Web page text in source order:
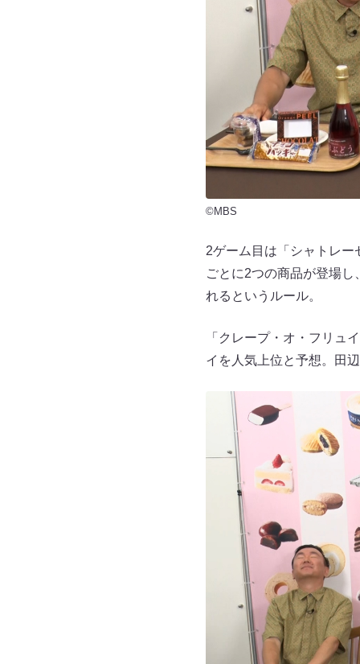
©MBS
2ゲーム目は「シャトレ
ごとに2つの商品が登場
れるというルール。
「クレープ・オ・フリュ
イを人気上位と予想。田